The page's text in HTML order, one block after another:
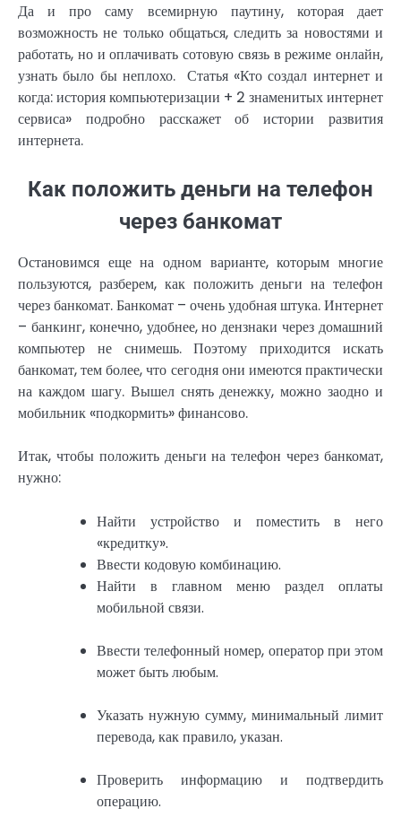
Да и про саму всемирную паутину, которая дает
возможность не только общаться, следить за новостями и
работать, но и оплачивать сотовую связь в режиме онлайн,
узнать было бы неплохо. Статья «Кто создал интернет и
когда: история компьютеризации + 2 знаменитых интернет
сервиса» подробно расскажет об истории развития
интернета.
Как положить деньги на телефон
через банкомат
Остановимся еще на одном варианте, которым многие
пользуются, разберем, как положить деньги на телефон
через банкомат. Банкомат – очень удобная штука. Интернет
– банкинг, конечно, удобнее, но дензнаки через домашний
компьютер не снимешь. Поэтому приходится искать
банкомат, тем более, что сегодня они имеются практически
на каждом шагу. Вышел снять денежку, можно заодно и
мобильник «подкормить» финансово.
Итак, чтобы положить деньги на телефон через банкомат,
нужно:
Найти устройство и поместить в него
«кредитку».
Ввести кодовую комбинацию.
Найти в главном меню раздел оплаты
мобильной связи.
Ввести телефонный номер, оператор при этом
может быть любым.
Указать нужную сумму, минимальный лимит
перевода, как правило, указан.
Проверить информацию и подтвердить
операцию.